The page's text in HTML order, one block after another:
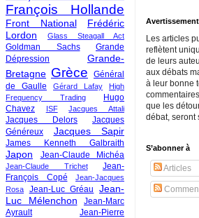
François Hollande
Front National
Frédéric
Lordon
Glass Steagall Act
Goldman Sachs
Grande
Dépression
Grande-
Bretagne Grèce
Général
de Gaulle
Gérard Lafay
High
Frequency Trading
Hugo
Chavez
ISF Jacques Attali
Jacques Delors
Jacques
Généreux
Jacques Sapir
James Kenneth Galbraith
Japon Jean-Claude Michéa
Jean-Claude Trichet
Jean-
François Copé
Jean-Jacques
Rosa
Jean-Luc Gréau
Jean-
Luc Mélenchon
Jean-Marc
Ayrault
Jean-Pierre
Avertissement
Les articles
reflètent
de leurs
aux débats
à leur bonne
que les
débat, seront
S’abonner à
Articles